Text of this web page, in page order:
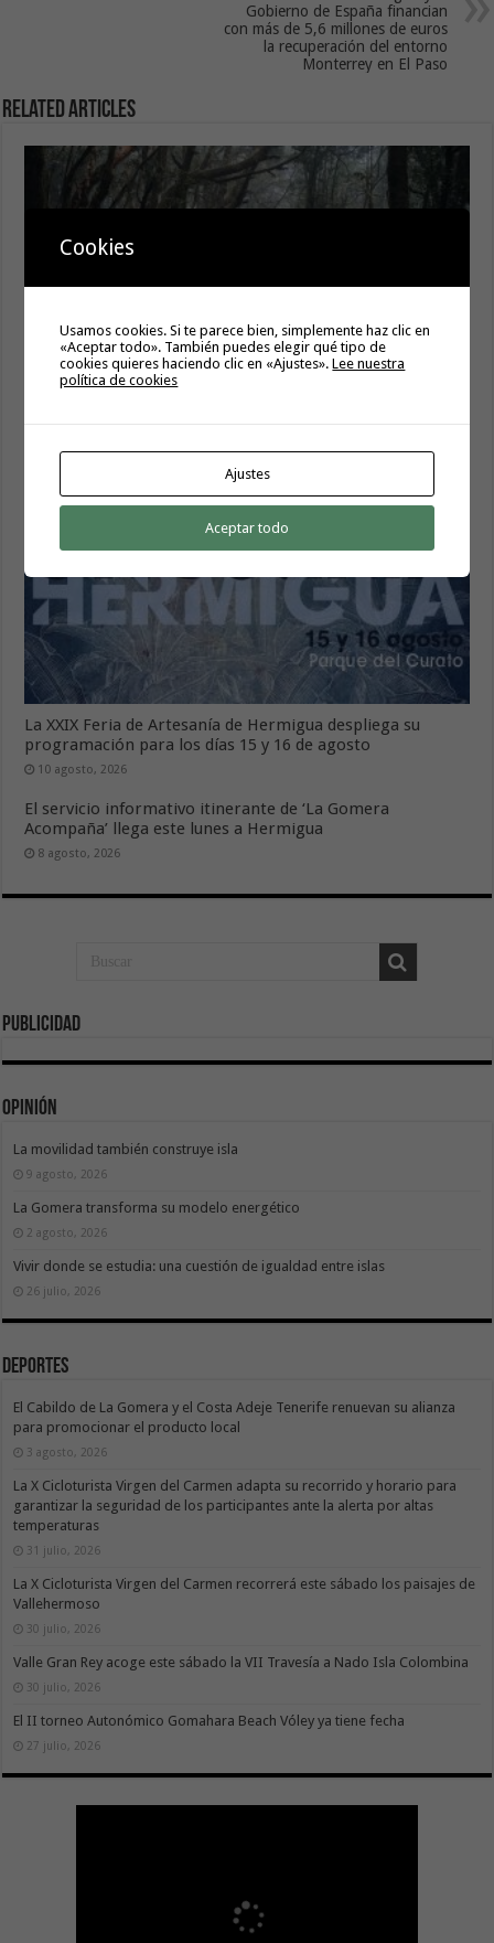
Gobierno de España financian
con más de 5,6 millones de euros
la recuperación del entorno
Monterrey en El Paso
Related Articles
riesgo de incendios forestales
10 agosto, 2026
La XXIX Feria de Artesanía de Hermigua despliega su
programación para los días 15 y 16 de agosto
10 agosto, 2026
El servicio informativo itinerante de ‘La Gomera
Acompaña’ llega este lunes a Hermigua
8 agosto, 2026
Publicidad
Opinión
La movilidad también construye isla
9 agosto, 2026
La Gomera transforma su modelo energético
2 agosto, 2026
Vivir donde se estudia: una cuestión de igualdad entre islas
26 julio, 2026
Deportes
El Cabildo de La Gomera y el Costa Adeje Tenerife renuevan su alianza
para promocionar el producto local
3 agosto, 2026
La X Cicloturista Virgen del Carmen adapta su recorrido y horario para
garantizar la seguridad de los participantes ante la alerta por altas
temperaturas
31 julio, 2026
La X Cicloturista Virgen del Carmen recorrerá este sábado los paisajes de
Vallehermoso
30 julio, 2026
Valle Gran Rey acoge este sábado la VII Travesía a Nado Isla Colombina
30 julio, 2026
El II torneo Autonómico Gomahara Beach Vóley ya tiene fecha
27 julio, 2026
Cookies
Usamos cookies. Si te parece bien, simplemente haz clic en
«Aceptar todo». También puedes elegir qué tipo de
cookies quieres haciendo clic en «Ajustes».Lee nuestra
política de cookies
Ajustes
Aceptar todo